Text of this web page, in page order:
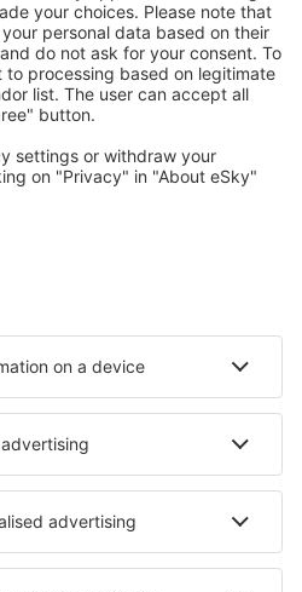
für eingeloggte
mögen
Millionen Unterkünften: Hotels,
von eSky-Nutzern
in Middelkerke
in Somme-Leuze
in Zwalm Hotels in Genk